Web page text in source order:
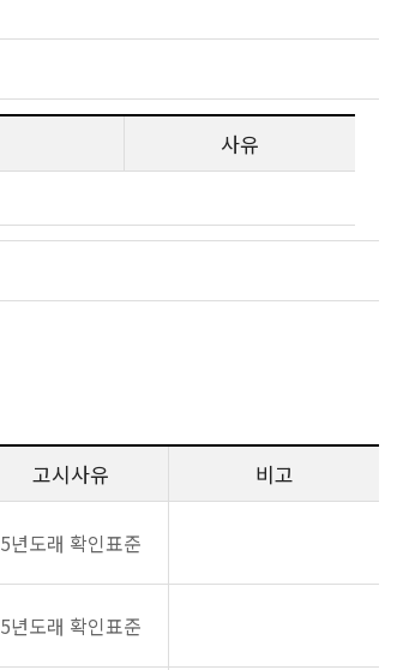
사유
고시사유 비고
5년도래 확인표준
5년도래 확인표준